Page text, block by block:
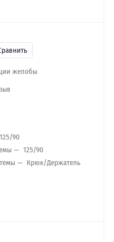
желобы
90
125/90
Крюк/Держатель